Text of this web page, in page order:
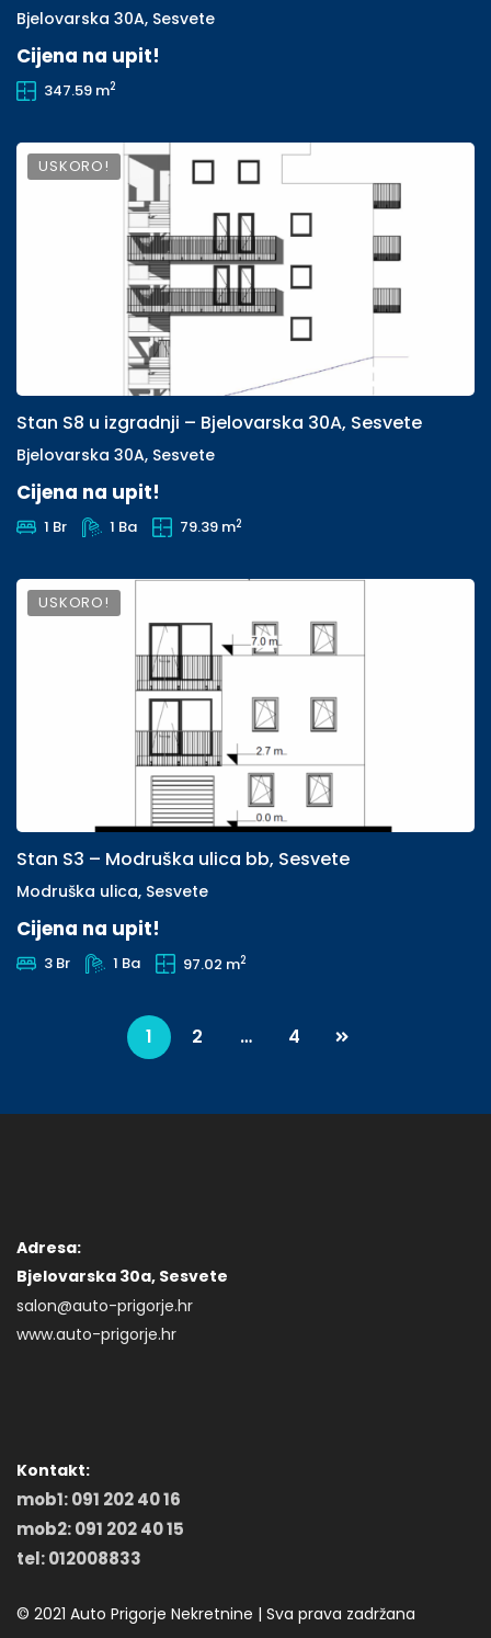
Bjelovarska 30A, Sesvete
Cijena na upit!
347.59 m2
USKORO!
Stan S8 u izgradnji – Bjelovarska 30A, Sesvete
Bjelovarska 30A, Sesvete
Cijena na upit!
1 Br 1 Ba 79.39 m2
USKORO!
Stan S3 – Modruška ulica bb, Sesvete
Modruška ulica, Sesvete
Cijena na upit!
3 Br 1 Ba 97.02 m2
1 2 … 4
Adresa:
Bjelovarska 30a, Sesvete
salon@auto-prigorje.hr
www.auto-prigorje.hr
Kontakt:
mob1: 091 202 40 16
mob2: 091 202 40 15
tel: 012008833
© 2021 Auto Prigorje Nekretnine | Sva prava zadržana